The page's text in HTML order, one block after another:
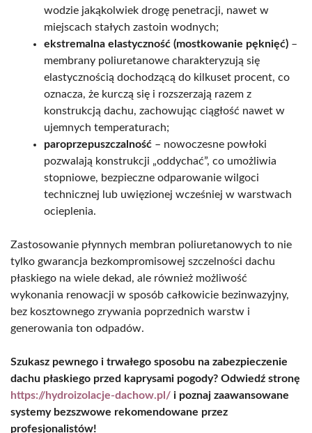
wodzie jakąkolwiek drogę penetracji, nawet w
miejscach stałych zastoin wodnych;
ekstremalna elastyczność (mostkowanie pęknięć) –
membrany poliuretanowe charakteryzują się
elastycznością dochodzącą do kilkuset procent, co
oznacza, że kurczą się i rozszerzają razem z
konstrukcją dachu, zachowując ciągłość nawet w
ujemnych temperaturach;
paroprzepuszczalność – nowoczesne powłoki
pozwalają konstrukcji „oddychać”, co umożliwia
stopniowe, bezpieczne odparowanie wilgoci
technicznej lub uwięzionej wcześniej w warstwach
ocieplenia.
Zastosowanie płynnych membran poliuretanowych to nie
tylko gwarancja bezkompromisowej szczelności dachu
płaskiego na wiele dekad, ale również możliwość
wykonania renowacji w sposób całkowicie bezinwazyjny,
bez kosztownego zrywania poprzednich warstw i
generowania ton odpadów.
Szukasz pewnego i trwałego sposobu na zabezpieczenie
dachu płaskiego przed kaprysami pogody? Odwiedź stronę
https://hydroizolacje-dachow.pl/ i poznaj zaawansowane
systemy bezszwowe rekomendowane przez
profesjonalistów!